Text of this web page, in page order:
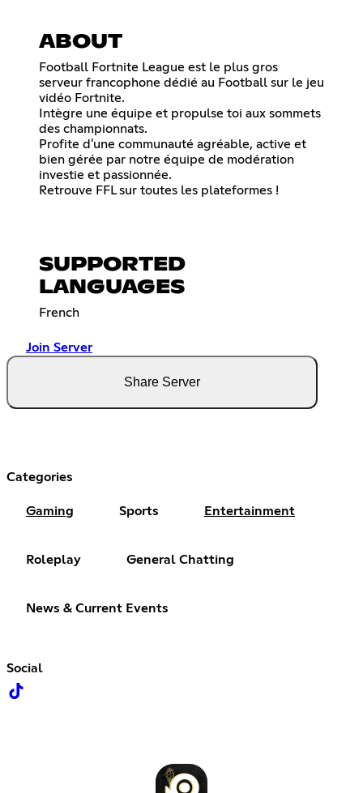
ABOUT
Football Fortnite League est le plus gros
serveur francophone dédié au Football sur le jeu
vidéo Fortnite.
Intègre une équipe et propulse toi aux sommets
des championnats.
Profite d'une communauté agréable, active et
bien gérée par notre équipe de modération
investie et passionnée.
Retrouve FFL sur toutes les plateformes !
SUPPORTED
LANGUAGES
French
Join Server
Share Server
Categories
Gaming Sports Entertainment
Roleplay General Chatting
News & Current Events
Social